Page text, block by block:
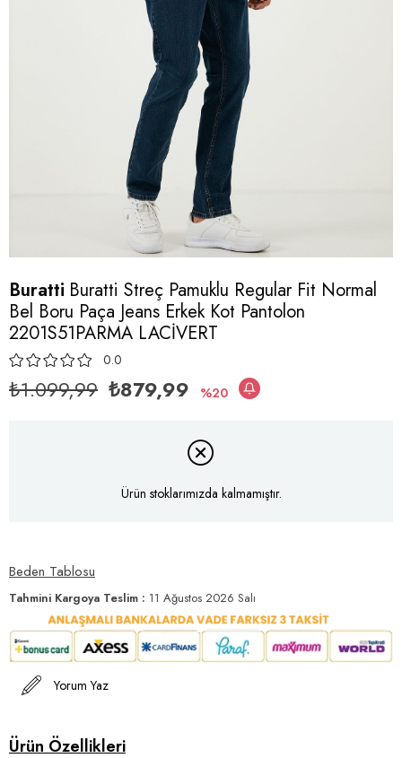
Buratti Buratti Streç Pamuklu Regular Fit Normal
Bel Boru Paça Jeans Erkek Kot Pantolon
2201S51PARMA LACİVERT
0.0
₺1.099,99 ₺879,99 20
Ürün stoklarımızda kalmamıştır.
Beden Tablosu
Tahmini Kargoya Teslim : 11 Ağustos 2026 Salı
Yorum Yaz